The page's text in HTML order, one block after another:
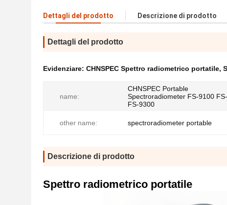
Dettagli del prodotto Descrizione di prodotto
Dettagli del prodotto
Evidenziare: CHNSPEC Spettro radiometrico portatile,
name:
CHNSPEC Portable
Spectroradiometer FS-9100
FS-9300
other name: spectroradiometer portable
Descrizione di prodotto
Spettro radiometrico portatile